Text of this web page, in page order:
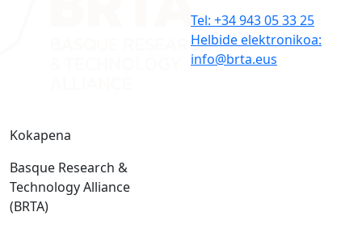
Kokapena
Basque Research &
Technology Alliance
(BRTA)
Tel: +34 943 05 33 25
Helbide elektronikoa:
info@brta.eus